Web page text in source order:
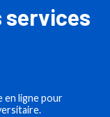
services
en ligne pour